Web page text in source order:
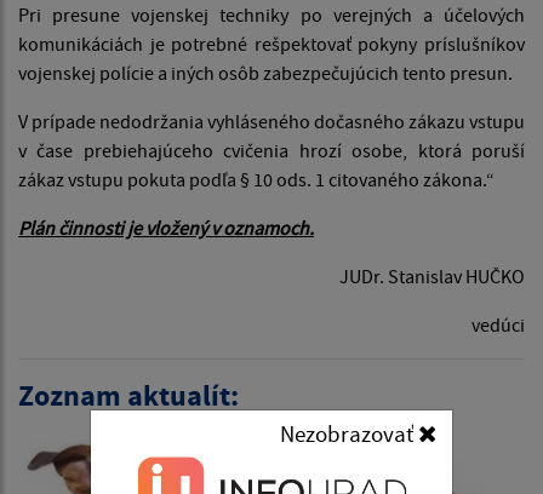
Nezobrazovať
Pri presune vojenskej techniky po verejných a účelových
komunikáciách je potrebné rešpektovať pokyny príslušníkov
vojenskej polície a iných osôb zabezpečujúcich tento presun.
V prípade nedodržania vyhláseného dočasného zákazu vstupu
v čase prebiehajúceho cvičenia hrozí osobe, ktorá poruší
zákaz vstupu pokuta podľa § 10 ods. 1 citovaného zákona.“
Plán činnosti je vložený v oznamoch.
JUDr. Stanislav HUČKO
vedúci
Zoznam aktualít: